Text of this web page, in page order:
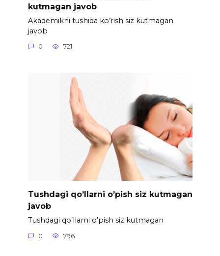
kutmagan javob
Akademikni tushida ko’rish siz kutmagan
javob
0 721
Tushdagi qo’llarni o’pish siz kutmagan
javob
Tushdagi qo’llarni o’pish siz kutmagan
0 796